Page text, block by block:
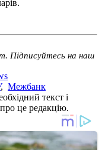
Підписуйтесь на наш
, Межбанк
текст і
це редакцію.